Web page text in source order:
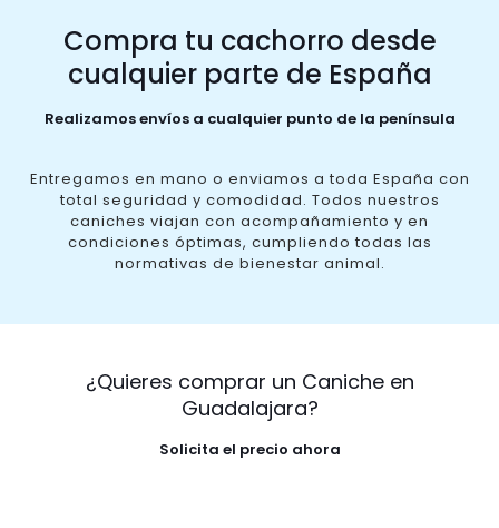
Compra tu cachorro desde
cualquier parte de España
Realizamos envíos a cualquier punto de la península
Entregamos en mano o enviamos a toda España con
total seguridad y comodidad. Todos nuestros
caniches viajan con acompañamiento y en
condiciones óptimas, cumpliendo todas las
normativas de bienestar animal.
¿Quieres comprar un Caniche en
Guadalajara?
Solicita el precio ahora